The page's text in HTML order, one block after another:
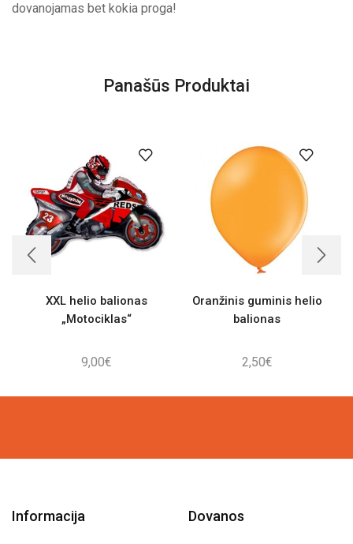
dovanojamas bet kokia proga!
Panašūs Produktai
XXL helio balionas
„Motociklas“
9,00€
Oranžinis guminis helio
balionas
2,50€
Informacija Dovanos